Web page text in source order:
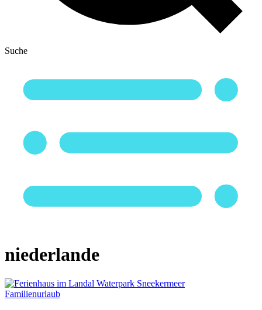
Suche
niederlande
Familienurlaub